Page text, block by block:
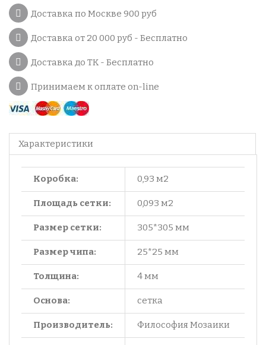
Доставка по Москве 900 руб
Доставка от 20 000 руб - Бесплатно
Доставка до ТК - Бесплатно
Принимаем к оплате on-line
Характеристики
Коробка: 0,93 м2
Площадь сетки: 0,093 м2
Размер сетки: 305*305 мм
Размер чипа: 25*25 мм
Толщина: 4 мм
Основа: сетка
Производитель: Философия Мозаики